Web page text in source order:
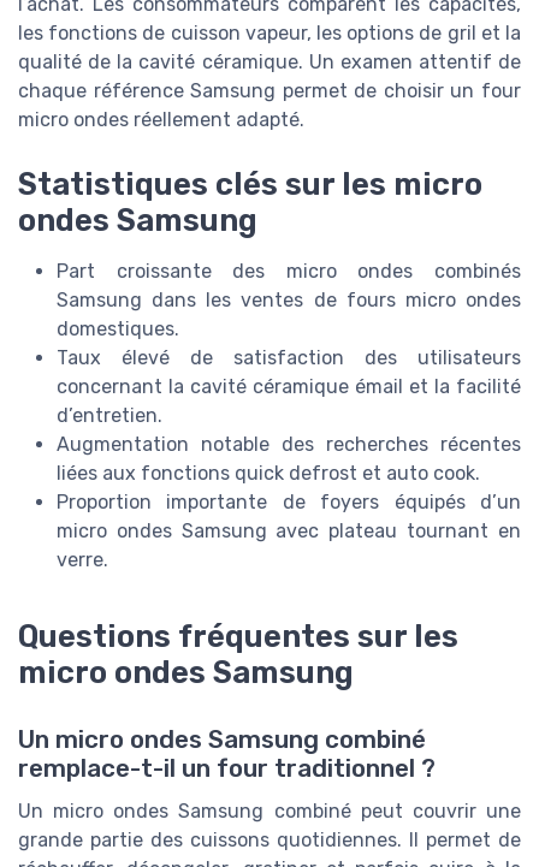
les fonctions de cuisson vapeur, les options de gril et la
qualité de la cavité céramique. Un examen attentif de
chaque référence Samsung permet de choisir un four
micro ondes réellement adapté.
Statistiques clés sur les micro
ondes Samsung
Part croissante des micro ondes combinés
Samsung dans les ventes de fours micro ondes
domestiques.
Taux élevé de satisfaction des utilisateurs
concernant la cavité céramique émail et la facilité
d’entretien.
Augmentation notable des recherches récentes
liées aux fonctions quick defrost et auto cook.
Proportion importante de foyers équipés d’un
micro ondes Samsung avec plateau tournant en
verre.
Questions fréquentes sur les
micro ondes Samsung
Un micro ondes Samsung combiné
remplace-t-il un four traditionnel ?
Un micro ondes Samsung combiné peut couvrir une
grande partie des cuissons quotidiennes. Il permet de